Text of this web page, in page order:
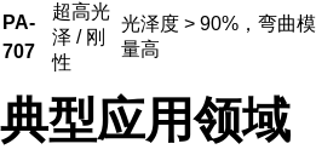
PA-
707
超高光
泽 / 刚
性
光泽度 > 90%，弯曲模
量高
典型应用领域